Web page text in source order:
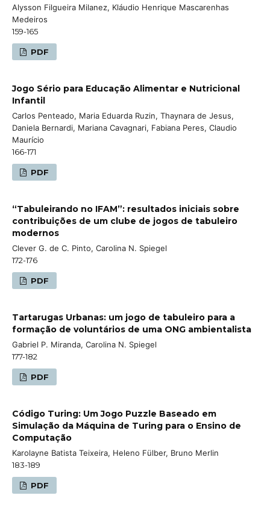
Alysson Filgueira Milanez, Kláudio Henrique Mascarenhas
Medeiros
159-165
PDF
Jogo Sério para Educação Alimentar e Nutricional
Infantil
Carlos Penteado, Maria Eduarda Ruzin, Thaynara de Jesus,
Daniela Bernardi, Mariana Cavagnari, Fabiana Peres, Claudio
Maurício
166-171
PDF
“Tabuleirando no IFAM”: resultados iniciais sobre
contribuições de um clube de jogos de tabuleiro
modernos
Clever G. de C. Pinto, Carolina N. Spiegel
172-176
PDF
Tartarugas Urbanas: um jogo de tabuleiro para a
formação de voluntários de uma ONG ambientalista
Gabriel P. Miranda, Carolina N. Spiegel
177-182
PDF
Código Turing: Um Jogo Puzzle Baseado em
Simulação da Máquina de Turing para o Ensino de
Computação
Karolayne Batista Teixeira, Heleno Fülber, Bruno Merlin
183-189
PDF